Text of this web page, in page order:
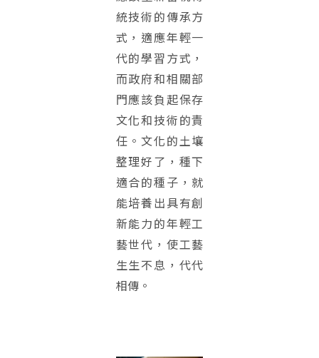
統技術的傳承方
式，適應年輕一
代的學習方式，
而政府和相關部
門應該負起保存
文化和技術的責
任。文化的土壤
整理好了，種下
適合的種子，就
能培養出具有創
新能力的年輕工
藝世代，使工藝
生生不息，代代
相傳。